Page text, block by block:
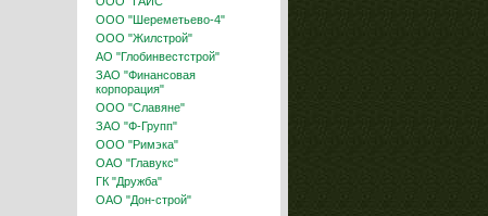
ООО "Шереметьево-4"
ООО "Жилстрой"
АО "Глобинвестстрой"
ЗАО "Финансовая
корпорация"
ООО "Славяне"
ЗАО "Ф-Групп"
ООО "Римэка"
ОАО "Главукс"
ГК "Дружба"
ОАО "Дон-строй"